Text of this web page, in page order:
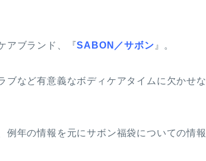
アブランド、『SABON／サボン 』。
ブなど有意義なボディケアタイムに欠かせな
例年の情報を元にサボン福袋についての情報